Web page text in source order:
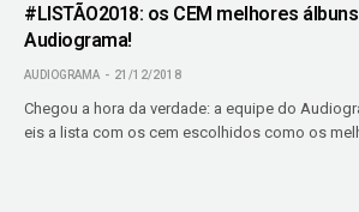
#LISTÃO2018: os CEM melhores
Audiograma!
AUDIOGRAMA 21/12/2018
Chegou a hora da verdade: a equipe do
eis a lista com os cem escolhidos como os